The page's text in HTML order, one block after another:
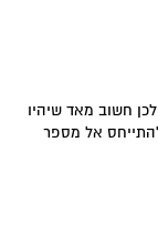
חשוב מאד שיהיו
אל מספר